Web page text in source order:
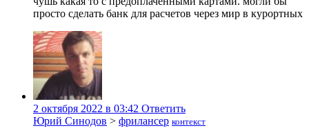
просто сделать банк для расчетов через мир в курортных
2 октября 2022 в 03:42 Ответить
Юрий Синодов > фрилансер контекст